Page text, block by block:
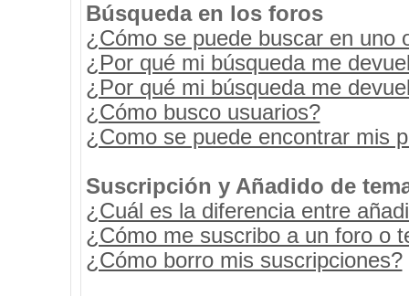
Búsqueda en los foros
¿Cómo se puede buscar en uno
¿Por qué mi búsqueda me
¿Por qué mi búsqueda me
¿Cómo busco usuarios?
¿Como se puede encontrar mis
Suscripción y Añadido de
¿Cuál es la diferencia entre
¿Cómo me suscribo a un foro o
¿Cómo borro mis suscripciones?